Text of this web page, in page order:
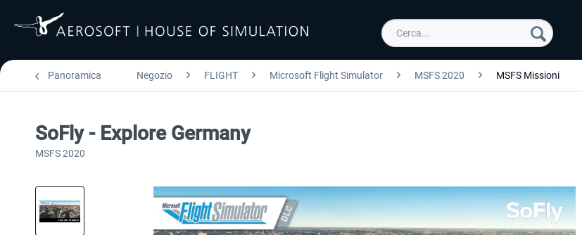
Panoramica Negozio FLIGHT Microsoft Flight Simulator MSFS 2020 MSFS Missioni
SoFly - Explore Germany
MSFS 2020